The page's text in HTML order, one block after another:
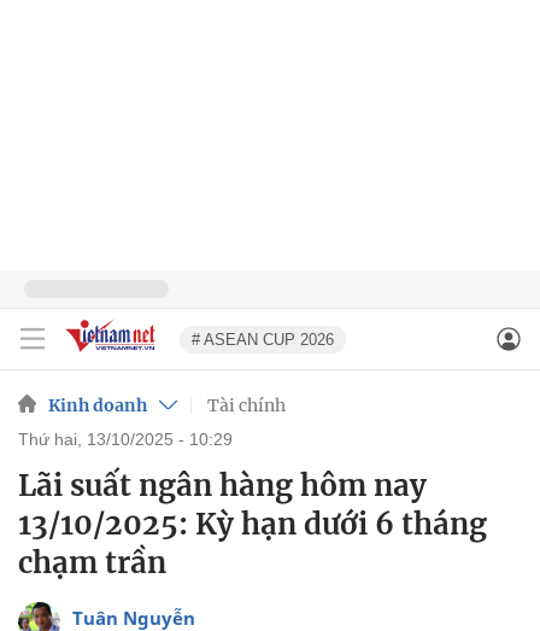
# ASEAN CUP 2026
Kinh doanh Tài chính
thứ hai, 13/10/2025 - 10:29
Lãi suất ngân hàng hôm nay
13/10/2025: Kỳ hạn dưới 6 tháng
chạm trần
Tuân Nguyễn